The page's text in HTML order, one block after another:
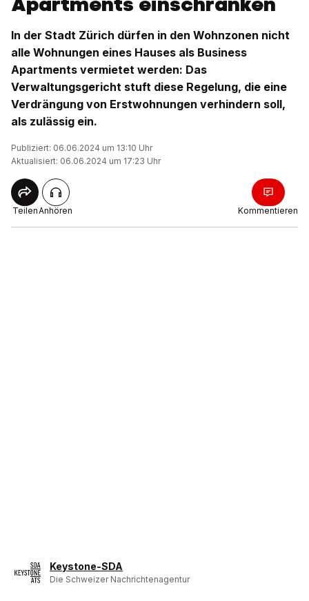
In der Stadt Zürich dürfen in den Wohnzonen nicht
alle Wohnungen eines Hauses als Business
Apartments vermietet werden: Das
Verwaltungsgericht stuft diese Regelung, die eine
Verdrängung von Erstwohnungen verhindern soll,
als zulässig ein.
Publiziert: 06.06.2024 um 13:10 Uhr
Aktualisiert: 06.06.2024 um 17:23 Uhr
TeilenAnhören Kommentieren
Keystone-SDA
Die Schweizer Nachrichtenagentur